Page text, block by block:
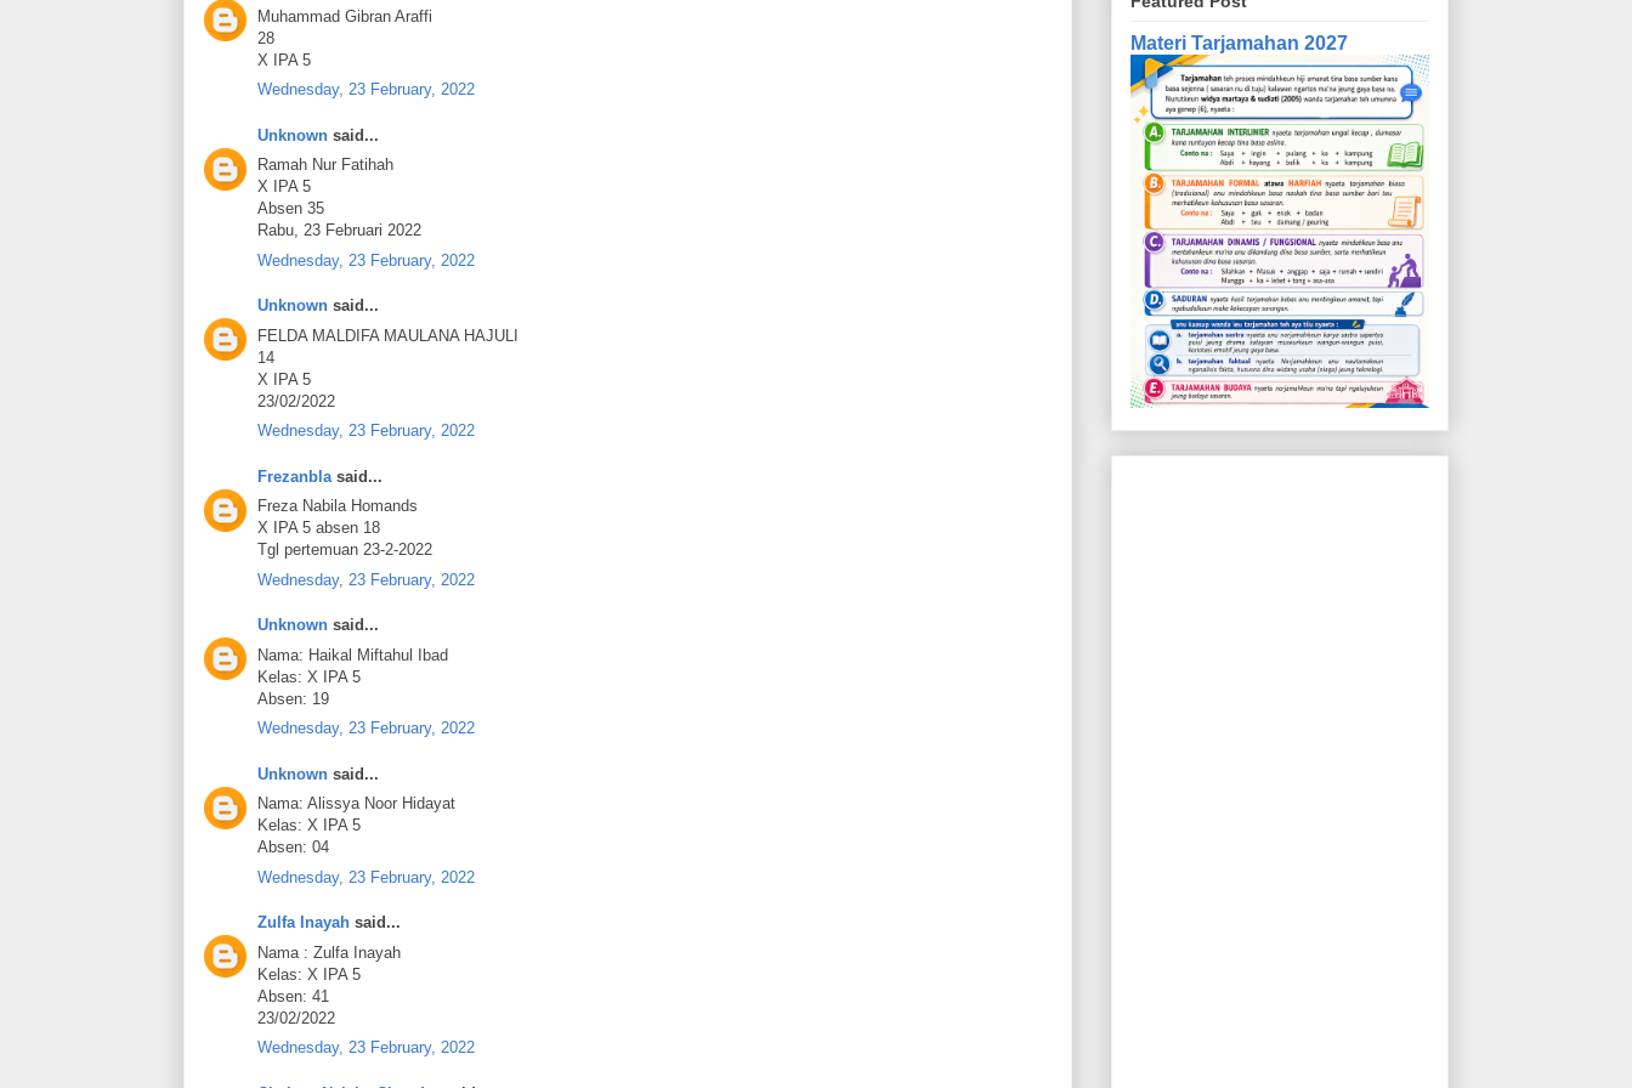
Muhammad Gibran Araffi
28
X IPA 5
Wednesday, 23 February, 2022
Unknown said...
Ramah Nur Fatihah
X IPA 5
Absen 35
Rabu, 23 Februari 2022
Wednesday, 23 February, 2022
Unknown said...
FELDA MALDIFA MAULANA HAJULI
14
X IPA 5
23/02/2022
Wednesday, 23 February, 2022
Frezanbla said...
Freza Nabila Homands
X IPA 5 absen 18
Tgl pertemuan 23-2-2022
Wednesday, 23 February, 2022
Unknown said...
Nama: Haikal Miftahul Ibad
Kelas: X IPA 5
Absen: 19
Wednesday, 23 February, 2022
Unknown said...
Nama: Alissya Noor Hidayat
Kelas: X IPA 5
Absen: 04
Wednesday, 23 February, 2022
Zulfa Inayah said...
Nama : Zulfa Inayah
Kelas: X IPA 5
Absen: 41
23/02/2022
Wednesday, 23 February, 2022
Materi Tarjamahan 2027